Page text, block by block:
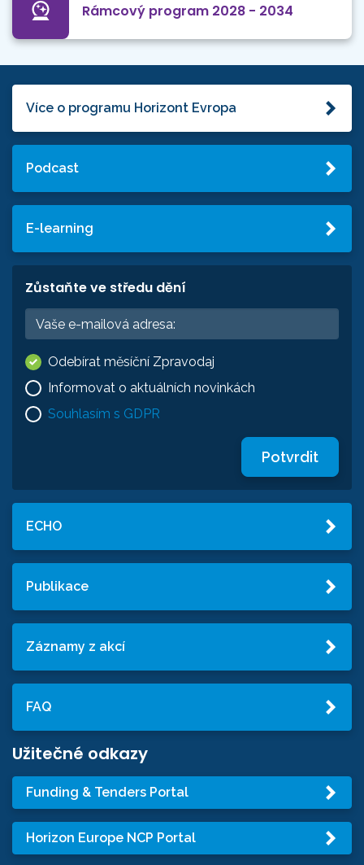
Rámcový program 2028 - 2034
Více o programu Horizont Evropa
Podcast
E-learning
Zůstaňte ve středu dění
Odebírat měsíční Zpravodaj
Informovat o aktuálních novinkách
Souhlasím s GDPR
Potvrdit
ECHO
Publikace
Záznamy z akcí
FAQ
Užitečné odkazy
Funding & Tenders Portal
Horizon Europe NCP Portal